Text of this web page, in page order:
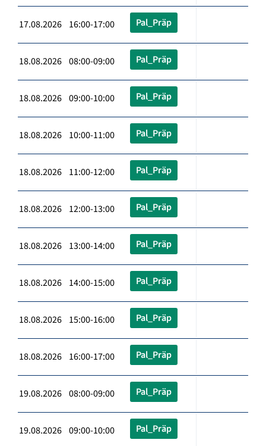
17.08.2026 16:00-17:00 Pal_Präp
18.08.2026 08:00-09:00 Pal_Präp
18.08.2026 09:00-10:00 Pal_Präp
18.08.2026 10:00-11:00 Pal_Präp
18.08.2026 11:00-12:00 Pal_Präp
18.08.2026 12:00-13:00 Pal_Präp
18.08.2026 13:00-14:00 Pal_Präp
18.08.2026 14:00-15:00 Pal_Präp
18.08.2026 15:00-16:00 Pal_Präp
18.08.2026 16:00-17:00 Pal_Präp
19.08.2026 08:00-09:00 Pal_Präp
19.08.2026 09:00-10:00 Pal_Präp